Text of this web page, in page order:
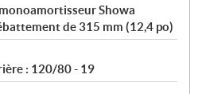
Showa
de 315 mm (12,4 po)
: 120/80 - 19